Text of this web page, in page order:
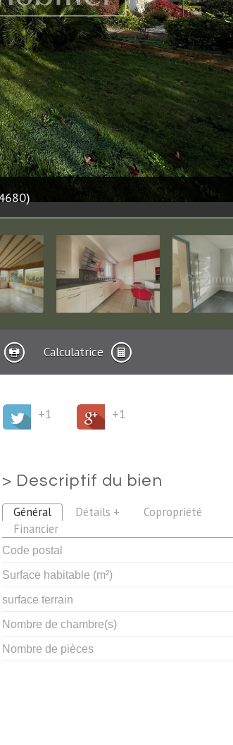
Calculatrice
+1 +1
> Descriptif du bien
Général Détails +
Copropriété
Financier
Code postal
Surface habitable (m²)
surface terrain
Nombre de chambre(s)
Nombre de pièces